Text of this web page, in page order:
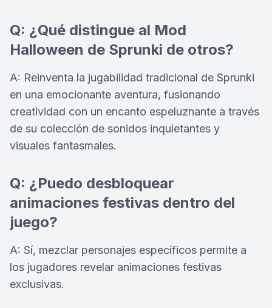
Q: ¿Qué distingue al Mod
Halloween de Sprunki de otros?
A: Reinventa la jugabilidad tradicional de Sprunki
en una emocionante aventura, fusionando
creatividad con un encanto espeluznante a través
de su colección de sonidos inquietantes y
visuales fantasmales.
Q: ¿Puedo desbloquear
animaciones festivas dentro del
juego?
A: Sí, mezclar personajes específicos permite a
los jugadores revelar animaciones festivas
exclusivas.